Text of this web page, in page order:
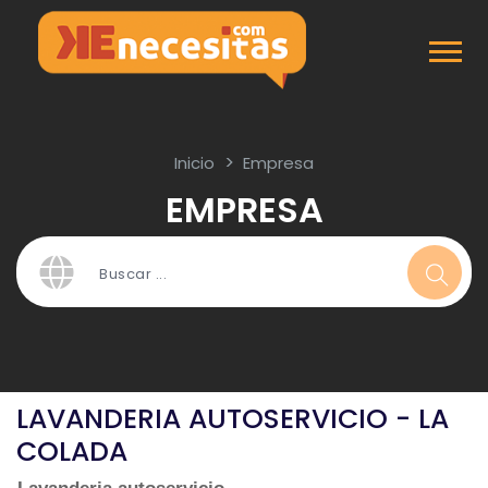
Inicio Empresa
EMPRESA
LAVANDERIA AUTOSERVICIO - LA
COLADA